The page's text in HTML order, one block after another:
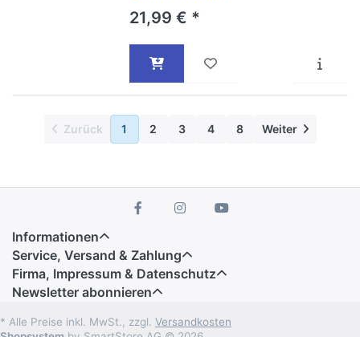
21,99 € *
Zurück 1 2 3 4 8 Weiter
Informationen
Service, Versand & Zahlung
Firma, Impressum & Datenschutz
Newsletter abonnieren
* Alle Preise inkl. MwSt., zzgl. Versandkosten